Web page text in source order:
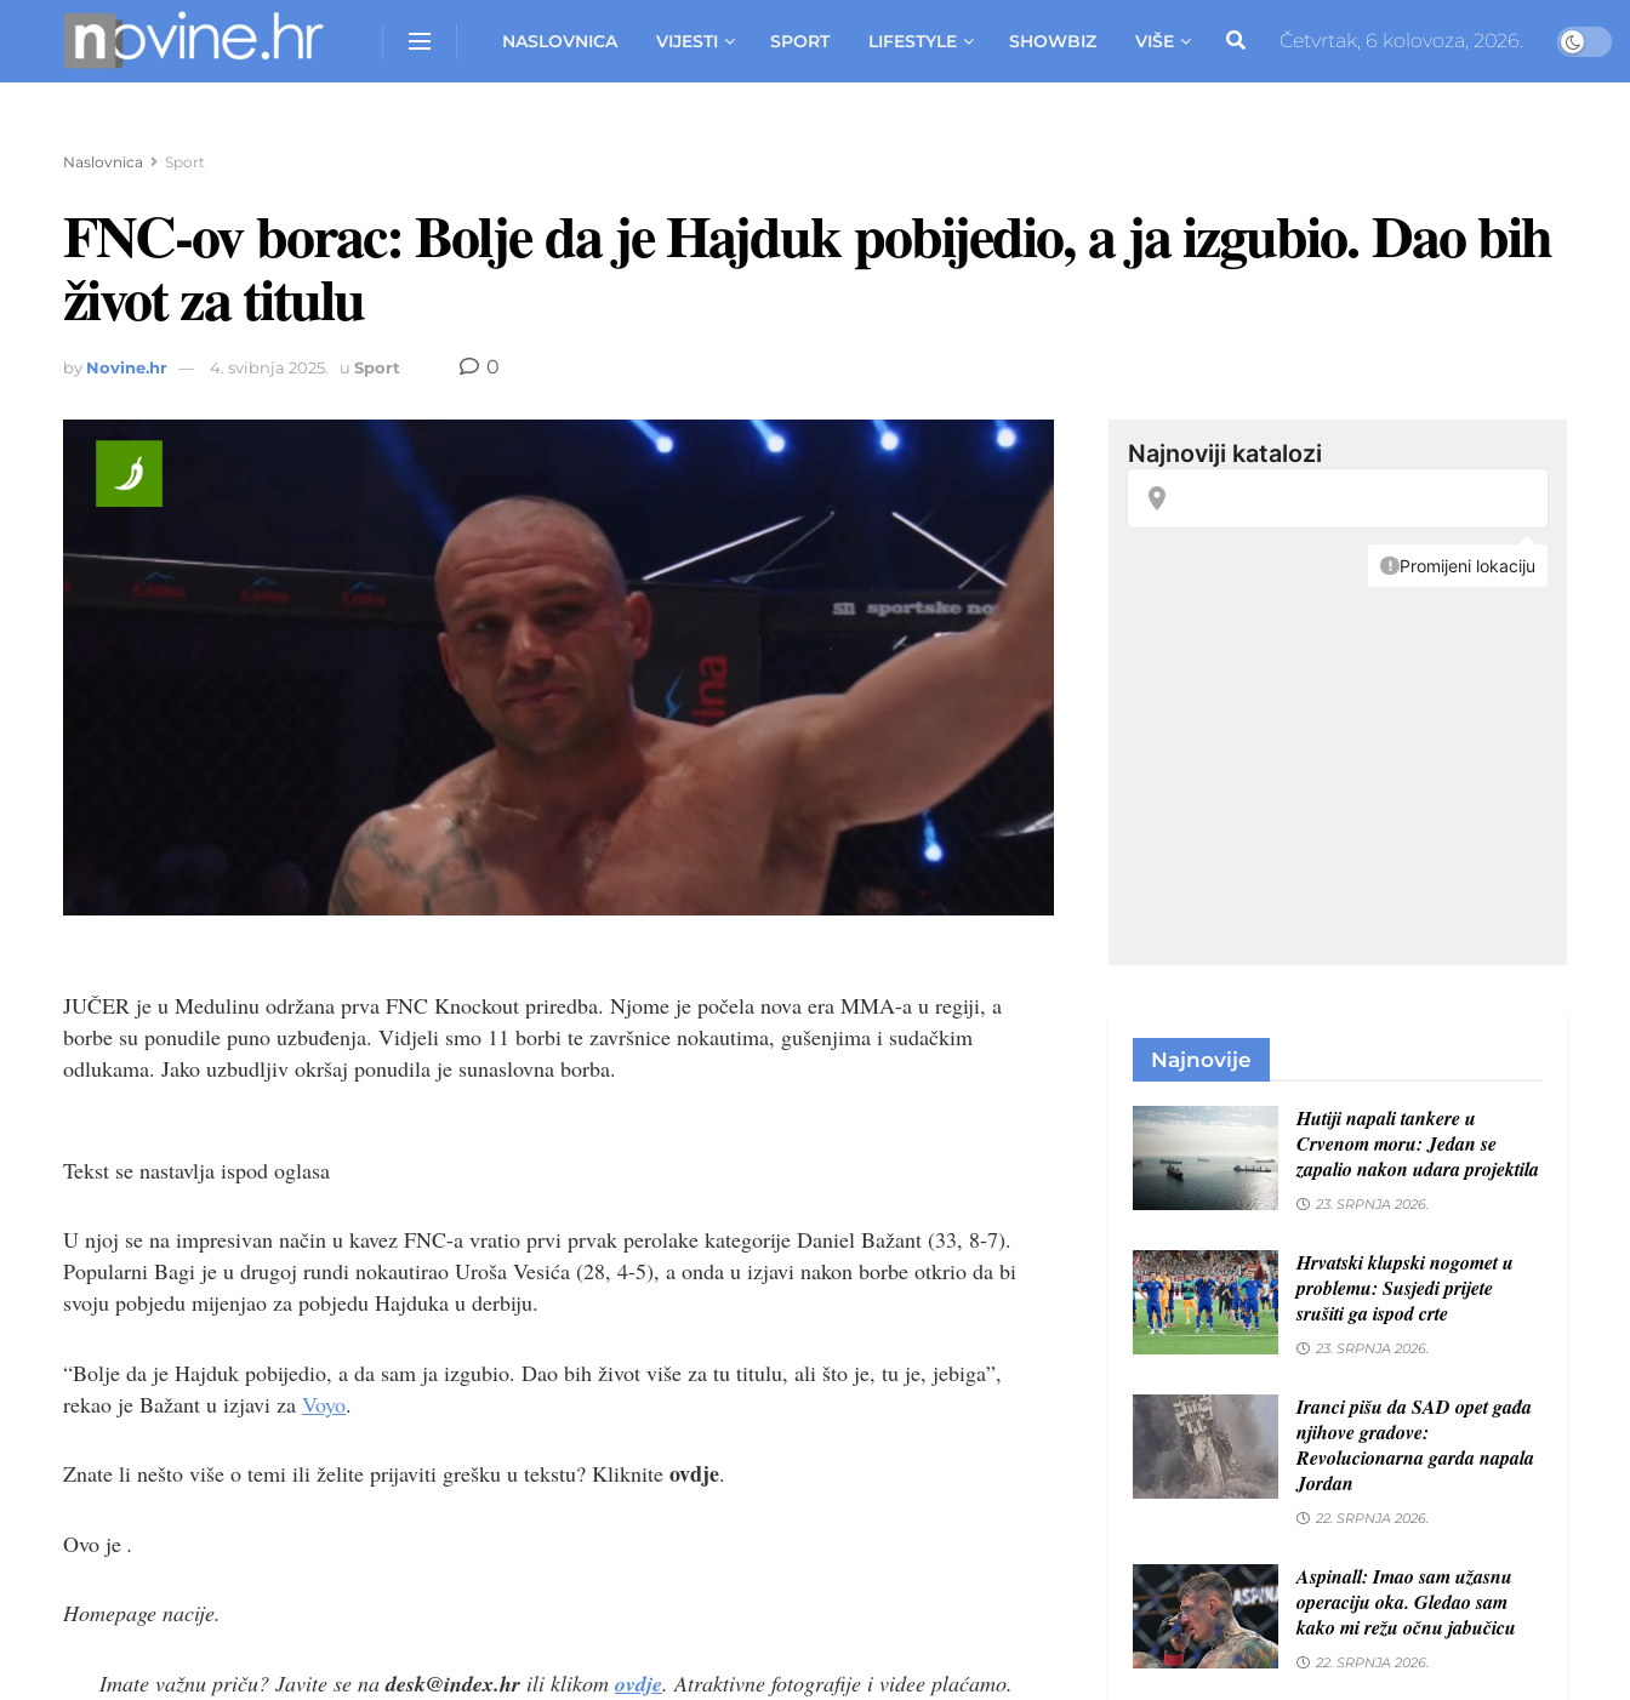
NASLOVNICA VIJESTI SPORT LIFESTYLE SHOWBIZ VIŠE Četvrtak, 6 kolovoza, 2026.
Naslovnica Sport
FNC-ov borac: Bolje da je Hajduk pobijedio, a ja izgubio. Dao bih
život za titulu
by Novine.hr 4. svibnja 2025. u Sport 0
JUČER je u Medulinu održana prva FNC Knockout priredba. Njome je počela nova era MMA-a u regiji, a
borbe su ponudile puno uzbuđenja. Vidjeli smo 11 borbi te završnice nokautima, gušenjima i sudačkim
odlukama. Jako uzbudljiv okršaj ponudila je sunaslovna borba.
Tekst se nastavlja ispod oglasa
U njoj se na impresivan način u kavez FNC-a vratio prvi prvak perolake kategorije Daniel Bažant (33, 8-7).
Popularni Bagi je u drugoj rundi nokautirao Uroša Vesića (28, 4-5), a onda u izjavi nakon borbe otkrio da bi
svoju pobjedu mijenjao za pobjedu Hajduka u derbiju.
“Bolje da je Hajduk pobijedio, a da sam ja izgubio. Dao bih život više za tu titulu, ali što je, tu je, jebiga”,
rekao je Bažant u izjavi za Voyo.
Znate li nešto više o temi ili želite prijaviti grešku u tekstu? Kliknite ovdje.
Ovo je .
Homepage nacije.
Imate važnu priču? Javite se nadesk@index.hr ili klikom ovdje. Atraktivne fotografije i videe plaćamo.
Najnovije
Hutiji napali tankere u
Crvenom moru: Jedan se
zapalio nakon udara projektila
23. SRPNJA 2026.
Hrvatski klupski nogomet u
problemu: Susjedi prijete
srušiti ga ispod crte
23. SRPNJA 2026.
Iranci pišu da SAD opet gađa
njihove gradove:
Revolucionarna garda napala
Jordan
22. SRPNJA 2026.
Aspinall: Imao sam užasnu
operaciju oka. Gledao sam
kako mi režu očnu jabučicu
22. SRPNJA 2026.